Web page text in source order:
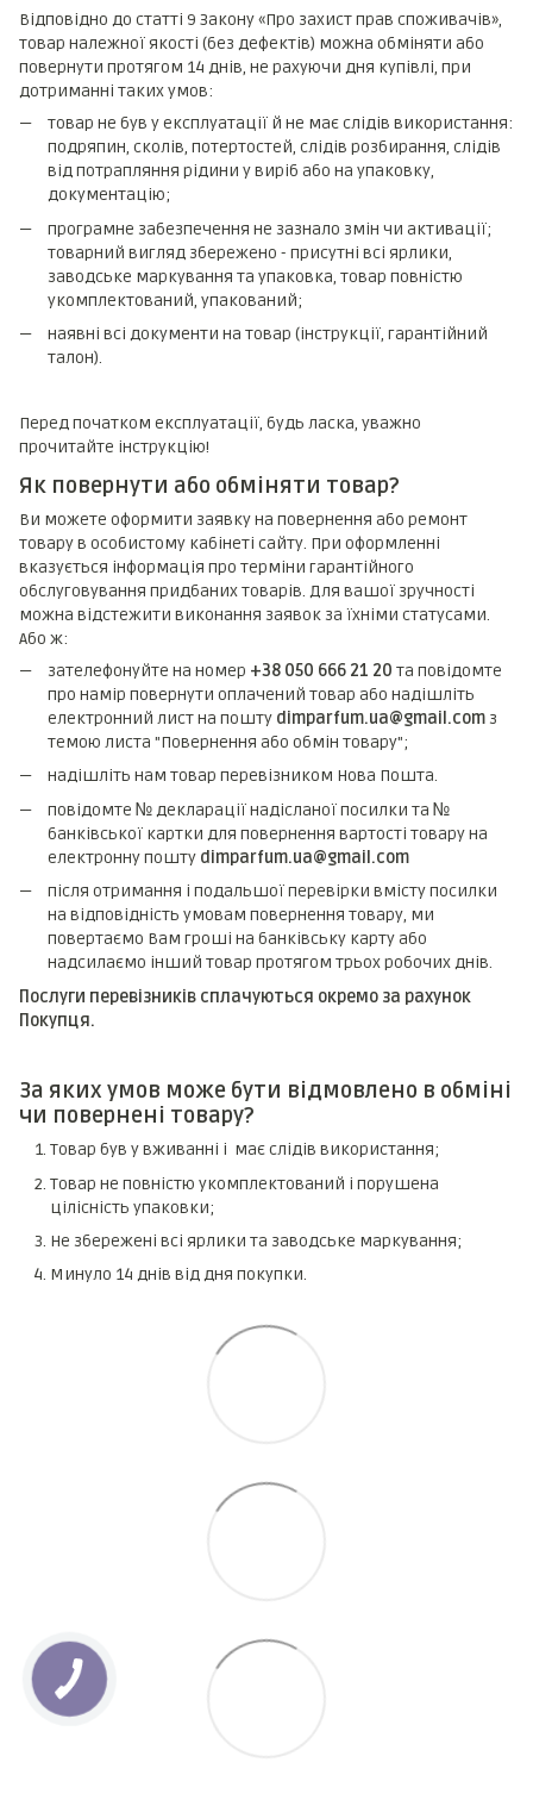
Відповідно до статті 9 Закону «Про захист прав споживачів»,
товар належної якості (без дефектів) можна обміняти або
повернути протягом 14 днів, не рахуючи дня купівлі, при
дотриманні таких умов:
товар не був у експлуатації й не має слідів використання:
подряпин, сколів, потертостей, слідів розбирання, слідів
від потрапляння рідини у виріб або на упаковку,
документацію;
програмне забезпечення не зазнало змін чи активації;
товарний вигляд збережено - присутні всі ярлики,
заводське маркування та упаковка, товар повністю
укомплектований, упакований;
наявні всі документи на товар (інструкції, гарантійний
талон).
Перед початком експлуатації, будь ласка, уважно
прочитайте інструкцію!
Як повернути або обміняти товар?
Ви можете оформити заявку на повернення або ремонт
товару в особистому кабінеті сайту. При оформленні
вказується інформація про терміни гарантійного
обслуговування придбаних товарів. Для вашої зручності
можна відстежити виконання заявок за їхніми статусами.
Або ж:
зателефонуйте на номер +38 050 666 21 20 та повідомте
про намір повернути оплачений товар або надішліть
електронний лист на пошту dimparfum.ua@gmail.com з
темою листа "Повернення або обмін товару";
надішліть нам товар перевізником Нова Пошта.
повідомте № декларації надісланої посилки та №
банківської картки для повернення вартості товару на
електронну пошту dimparfum.ua@gmail.com
після отримання і подальшої перевірки вмісту посилки
на відповідність умовам повернення товару, ми
повертаємо Вам гроші на банківську карту або
надсилаємо інший товар протягом трьох робочих днів.
Послуги перевізників сплачуються окремо за рахунок
Покупця.
За яких умов може бути відмовлено в обміні
чи повернені товару?
Товар був у вживанні і має слідів використання;
Товар не повністю укомплектований і порушена
цілісність упаковки;
Не збережені всі ярлики та заводське маркування;
Минуло 14 днів від дня покупки.